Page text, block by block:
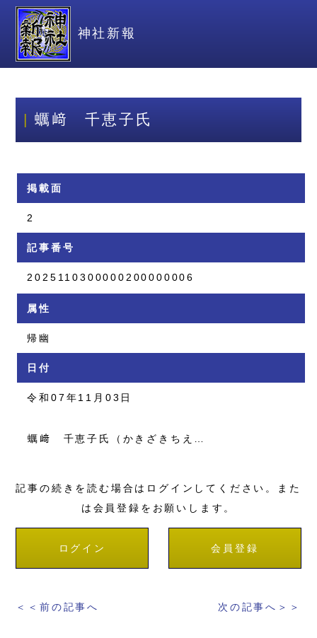
神社新報
蠣﨑 千恵子氏
掲載面
2
記事番号
2025110300000200000006
属性
帰幽
日付
令和07年11月03日
蠣﨑 千恵子氏（かきざきちえ…
記事の続きを読む場合はログインしてください。また
は会員登録をお願いします。
ログイン 会員登録
＜＜前の記事へ 次の記事へ＞＞